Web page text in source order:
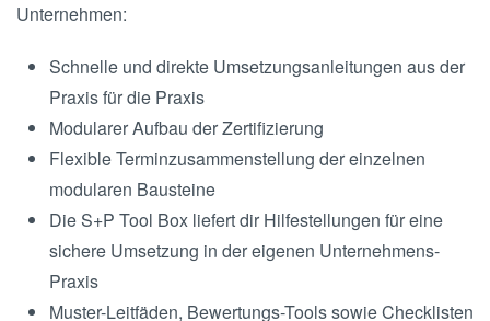
Unternehmen:
Schnelle und direkte Umsetzungsanleitungen aus der
Praxis für die Praxis
Modularer Aufbau der Zertifizierung
Flexible Terminzusammenstellung der einzelnen
modularen Bausteine
Die S+P Tool Box liefert dir Hilfestellungen für eine
sichere Umsetzung in der eigenen Unternehmens-
Praxis
Muster-Leitfäden, Bewertungs-Tools sowie Checklisten